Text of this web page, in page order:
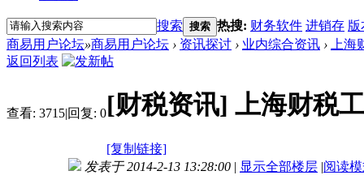
搜索 搜索 热搜: 财务软件 进销存 版
商易用户论坛»商易用户论坛 › 资讯探讨 › 业内综合资讯 ›
上
返回列表
查看: 3715|回复: 0[财税资讯] 上海财税
[复制链接]
发表于 2014-2-13 13:28:00 | 显示全部楼层 |阅读